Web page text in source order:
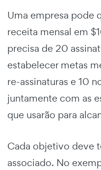
Uma empresa pode
receita mensal em
precisa de 20
estabelecer metas
re-assinaturas e 10
juntamente com as
que usarão para
Cada objetivo deve
associado. No